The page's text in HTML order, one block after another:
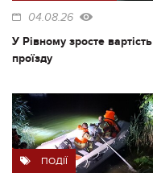
04.08.26
У Рівному зросте вартість
проїзду
ПОДІЇ